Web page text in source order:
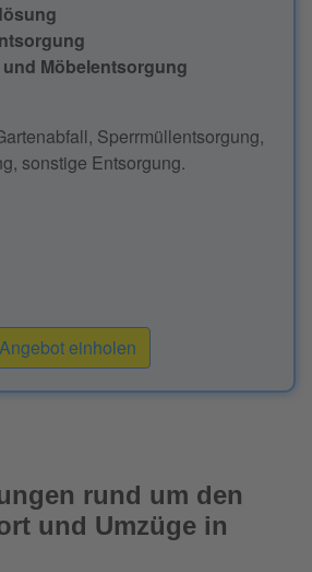
Möbelentsorgung
Sperrmüllentsorgung,
sonstige Entsorgung.
Angebot einholen
rund um den
und Umzüge in